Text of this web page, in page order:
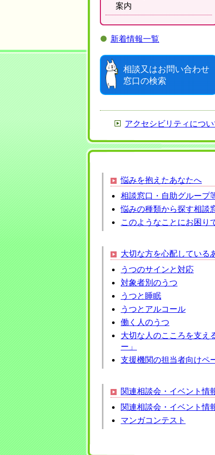
案内
● 新着情報一覧
相談又はお問い合わせ
窓口の検索
アクセシビリティについ
悩みを抱えたあなたへ
相談窓口・自助グループ
悩みの種類から探す相談
このようなことにお困り
大切な方を心配している
うつのサインと対応
対象者別のうつ
うつと睡眠
うつとアルコール
働く人のうつ
大切な人のこころを支え
ー」
支援機関の担当者向けペ
関連相談会・イベント情
関連相談会・イベント情
マンガコンテスト